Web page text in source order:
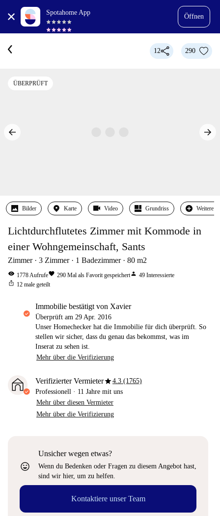
Spotahome App
Öffnen
12 290
ÜBERPRÜFT
Bilder Karte Video Grundriss Weitere
Lichtdurchflutetes Zimmer mit Kommode in
einer Wohngemeinschaft, Sants
Zimmer 3 Zimmer 1 Badezimmer 80 m2
visibility 1778Aufrufefavorite 290 Mal als Favorit gespeichertperson 49 Interessierte
ios_share 12 male geteilt
Immobilie bestätigt von Xavier
Überprüft am 29 Apr. 2016
Unser Homechecker hat die Immobilie für dich überprüft. So
stellen wir sicher, dass du genau das bekommst, was im
Inserat zu sehen ist.
Mehr über die Verifizierung
Verifizierter Vermieterstar4.3 (1765)
Professionell · 11 Jahre mit uns
Mehr über diesen Vermieter
Mehr über die Verifizierung
sentiment_very_satisfied
Unsicher wegen etwas?
Wenn du Bedenken oder Fragen zu diesem Angebot hast,
sind wir hier, um zu helfen.
Kontaktiere unser Team